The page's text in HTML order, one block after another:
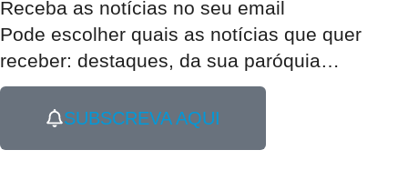
Receba as notícias no seu email​
Pode escolher quais as notícias que quer
receber: destaques, da sua paróquia…
SUBSCREVA AQUI